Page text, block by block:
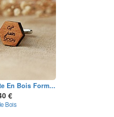
En Bois Form...
€
Bois